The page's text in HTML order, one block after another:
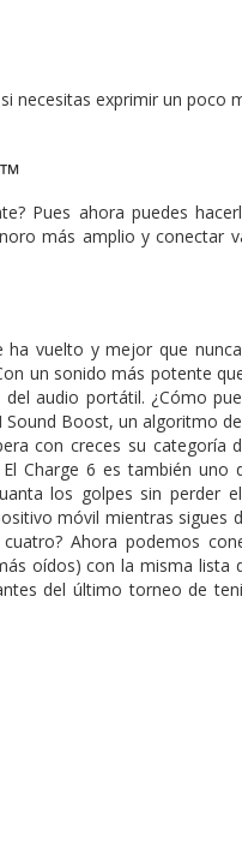
necesitas exprimir un poco
Pues ahora puedes
más amplio y conectar
vuelto y mejor que
un sonido más potente
audio portátil. ¿Cómo
Boost, un algoritmo
con creces su
Charge 6 es también
los golpes sin perder
móvil mientras
Ahora podemos
oídos) con la misma lista
del último torneo de